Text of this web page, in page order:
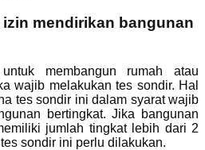
mendirikan bangunan
membangun rumah atau
wajib melakukan tes sondir. Hal
tes sondir ini dalam syarat wajib
bertingkat. Jika bangunan
jumlah tingkat lebih dari 2
sondir ini perlu dilakukan.